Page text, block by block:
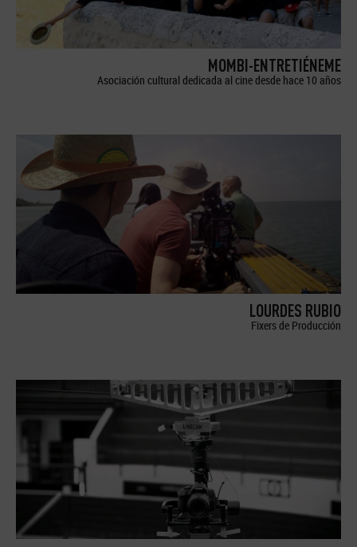
MOMBI-ENTRETIÉNEME
Asociación cultural dedicada al cine desde hace 10 años
LOURDES RUBIO
Fixers de Producción